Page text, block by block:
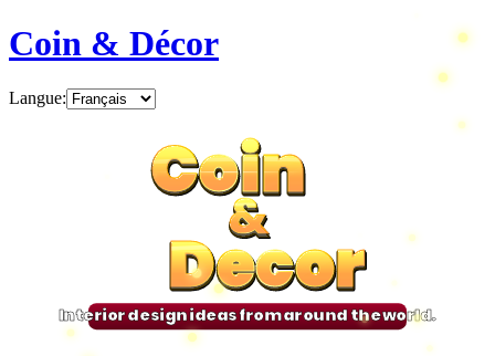
Coin & Décor
Langue:
Coin
&
Decor
Coin
&
Decor
Coin
&
Decor
Coin
&
Decor
Interior design ideas from around the world.